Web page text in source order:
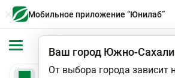
Мобильное приложение “Юнилаб”
Ваш город Южно-
От выбора города зависит